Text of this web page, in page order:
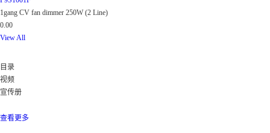
1gang CV fan dimmer 250W (2 Line)
0.00
View All
目录
视频
宣传册
查看更多